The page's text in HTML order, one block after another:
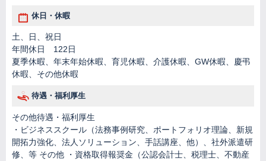
休日・休暇
土、日、祝日
年間休日 122日
夏季休暇、年末年始休暇、育児休暇、介護休暇、GW休暇、慶弔
休暇、その他休暇
待遇・福利厚生
その他待遇・福利厚生
・ビジネススクール（法務事例研究、ポートフォリオ理論、新規
開拓力強化、法人ソリューション、手話講座、他）、社外派遣研
修、等 その他 ・資格取得報奨金（公認会計士、税理士、不動産